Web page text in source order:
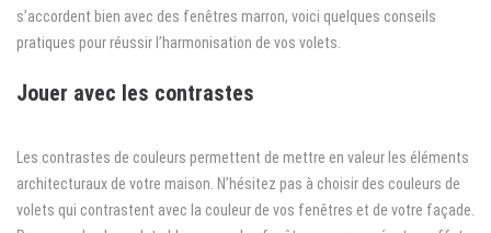
s’accordent bien avec des fenêtres marron, voici quelques conseils
pratiques pour réussir l’harmonisation de vos volets.
Jouer avec les contrastes
Les contrastes de couleurs permettent de mettre en valeur les éléments
architecturaux de votre maison. N’hésitez pas à choisir des couleurs de
volets qui contrastent avec la couleur de vos fenêtres et de votre façade.